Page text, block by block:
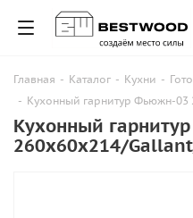
Главная - Каталог - Кухни -
- Кухонный гарнитур Фьюжн-
Кухонный
260х60х214/